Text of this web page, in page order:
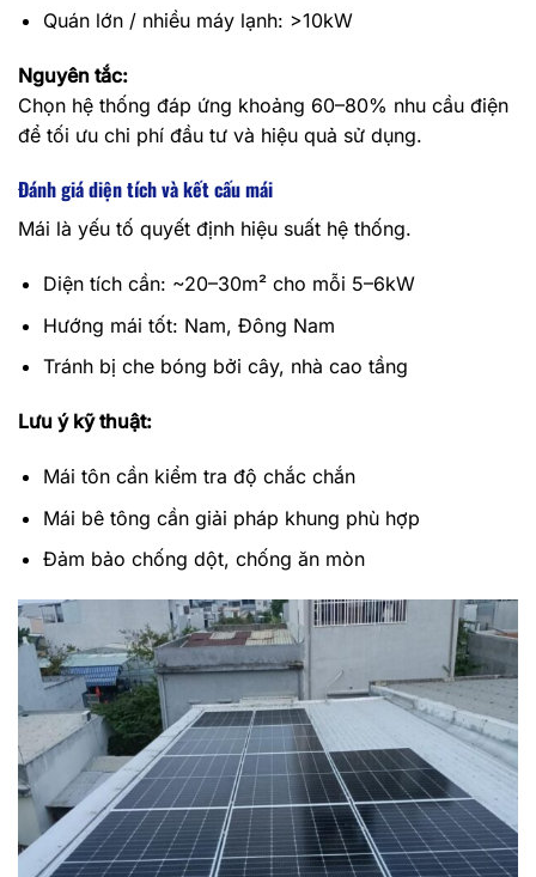
Quán lớn / nhiều máy lạnh: >10kW
Nguyên tắc:
Chọn hệ thống đáp ứng khoảng 60–80% nhu cầu điện
để tối ưu chi phí đầu tư và hiệu quả sử dụng.
Đánh giá diện tích và kết cấu mái
Mái là yếu tố quyết định hiệu suất hệ thống.
Diện tích cần: ~20–30m² cho mỗi 5–6kW
Hướng mái tốt: Nam, Đông Nam
Tránh bị che bóng bởi cây, nhà cao tầng
Lưu ý kỹ thuật:
Mái tôn cần kiểm tra độ chắc chắn
Mái bê tông cần giải pháp khung phù hợp
Đảm bảo chống dột, chống ăn mòn